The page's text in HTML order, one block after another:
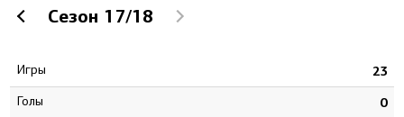
Сезон 17/18
Игры 23
Голы 0